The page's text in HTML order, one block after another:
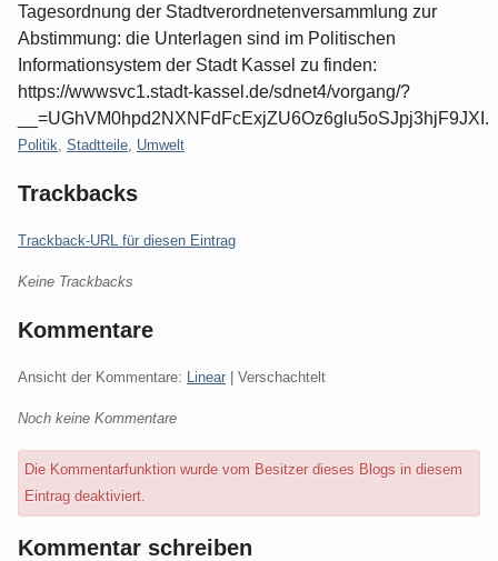
Tagesordnung der Stadtverordnetenversammlung zur
Abstimmung: die Unterlagen sind im Politischen
Informationsystem der Stadt Kassel zu finden:
https://wwwsvc1.stadt-kassel.de/sdnet4/vorgang/?
__=UGhVM0hpd2NXNFdFcExjZU6Oz6glu5oSJpj3hjF9JXI.
Kategorien:
Politik Stadtteile Umwelt
Trackbacks
Trackback-URL für diesen Eintrag
Keine Trackbacks
Kommentare
Ansicht der Kommentare: Linear | Verschachtelt
Noch keine Kommentare
Die Kommentarfunktion wurde vom Besitzer dieses Blogs in diesem
Eintrag deaktiviert.
Kommentar schreiben